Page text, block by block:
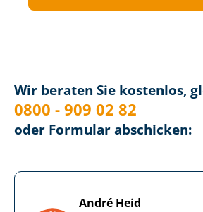
Wir beraten Sie kostenlos,
0800 - 909 02 82
oder Formular abschicken:
André Heid